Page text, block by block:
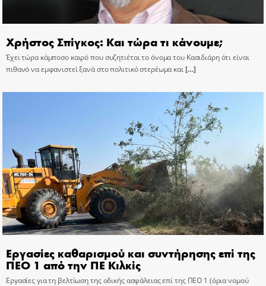
Χρήστος Σπίγκος: Και τώρα τι κάνουμε;
Έχει τώρα κάμποσο καιρό που συζητιέται το όνομα του Κασιδιάρη ότι είναι
πιθανό να εμφανιστεί ξανά στο πολιτικό στερέωμα και[…]
Εργασίες καθαρισμού και συντήρησης επί της
ΠΕΟ 1 από την ΠΕ Κιλκίς
Εργασίες για τη βελτίωση της οδικής ασφάλειας επί της ΠΕΟ 1 (όρια νομού